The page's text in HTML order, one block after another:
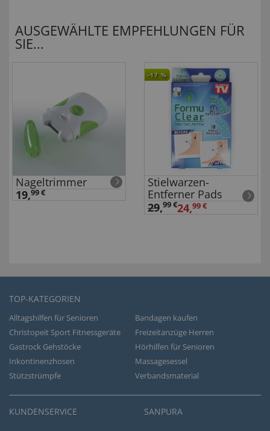
AUSGEWÄHLTE EMPFEHLUNGEN FÜR
SIE...
Nageltrimmer
19,99 €
-17 %
Stielwarzen-
Entferner Pads
29,99 €24,99 €
TOP-KATEGORIEN
Alltagshilfen für Senioren
Bandagen kaufen
Christopeit Sport Fitnessgeräte
Freizeitanzüge Herren
Gastrock Gehstöcke
Hörhilfen für Senioren
Inkontinenzhosen
Massagesessel
Stützstrümpfe
Verbandsmaterial
KUNDENSERVICE SANPURA